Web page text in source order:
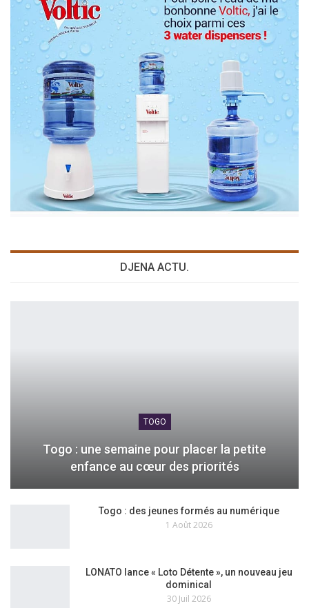
DJENA ACTU.
TOGO
Togo : une semaine pour placer la petite
enfance au cœur des priorités
Togo : des jeunes formés au numérique
1 Août 2026
LONATO lance « Loto Détente », un nouveau jeu
dominical
30 Juil 2026